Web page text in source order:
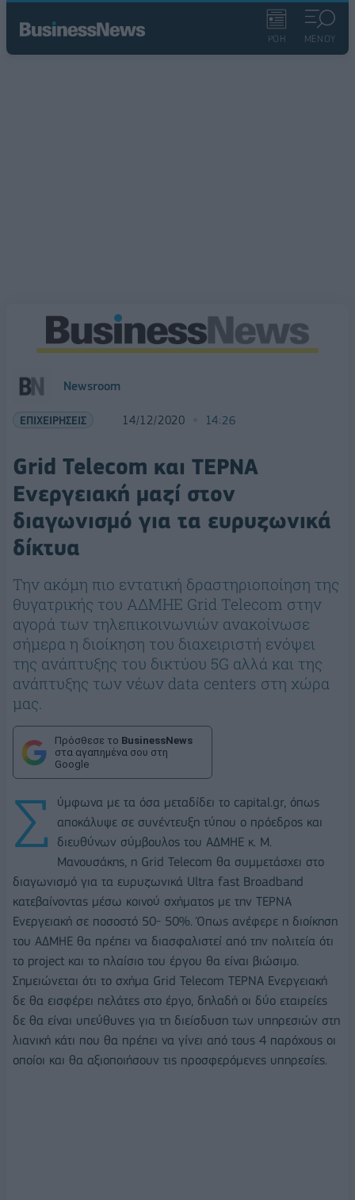
ΡΟΗ ΜΕΝΟΥ
Newsroom
ΕΠΙΧΕΙΡΗΣΕΙΣ 14/12/2020 14:26
Grid Telecom και ΤΕΡΝΑ
Ενεργειακή μαζί στον
διαγωνισμό για τα ευρυζωνικά
δίκτυα
Την ακόμη πιο εντατική δραστηριοποίηση της
θυγατρικής του ΑΔΜΗΕ Grid Telecom στην
αγορά των τηλεπικοινωνιών ανακοίνωσε
σήμερα η διοίκηση του διαχειριστή ενόψει
της ανάπτυξης του δικτύου 5G αλλά και της
ανάπτυξης των νέων data centers στη χώρα
μας.
Πρόσθεσε το BusinessNews
στα αγαπημένα σου στη
Google
Σ
ύμφωνα με τα όσα μεταδίδει το capital.gr, όπως
αποκάλυψε σε συνέντευξη τύπου ο πρόεδρος και
διευθύνων σύμβουλος του ΑΔΜΗΕ κ. Μ.
Μανουσάκης, η Grid Telecom θα συμμετάσχει στο
διαγωνισμό για τα ευρυζωνικά Ultra fast Broadband
κατεβαίνοντας μέσω κοινού σχήματος με την ΤΕΡΝΑ
Ενεργειακή σε ποσοστό 50- 50%. Όπως ανέφερε η διοίκηση
του ΑΔΜΗΕ θα πρέπει να διασφαλιστεί από την πολιτεία ότι
το project και το πλαίσιο του έργου θα είναι βιώσιμο.
Σημειώνεται ότι το σχήμα Grid Telecom ΤΕΡΝΑ Ενεργειακή
δε θα εισφέρει πελάτες στο έργο, δηλαδή οι δύο εταιρείες
δε θα είναι υπεύθυνες για τη διείσδυση των υπηρεσιών στη
λιανική κάτι που θα πρέπει να γίνει από τους 4 παρόχους οι
οποίοι και θα αξιοποιήσουν τις προσφερόμενες υπηρεσίες.